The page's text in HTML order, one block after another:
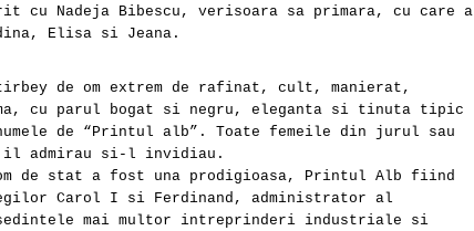
Nadeja Bibescu, verisoara sa primara, cu care a
Elisa si Jeana.
de om extrem de rafinat, cult, manierat,
cu parul bogat si negru, eleganta si tinuta tipic
de “Printul alb”. Toate femeile din jurul sau
admirau si-l invidiau.
de stat a fost una prodigioasa, Printul Alb fiind
Carol I si Ferdinand, administrator al
mai multor intreprinderi industriale si